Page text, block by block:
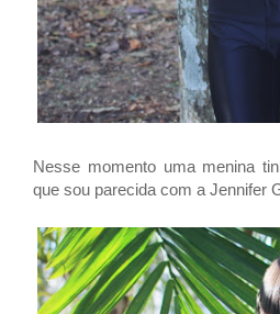
Nesse momento uma menina
que sou parecida com a Jennifer